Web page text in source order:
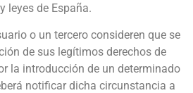
leyes de España.
o un tercero consideren que se
de sus legítimos derechos de
la introducción de un determinado
notificar dicha circunstancia a